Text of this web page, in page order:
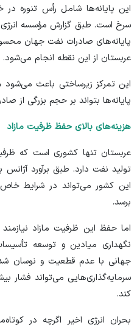
این پایانه‌ها شامل رأس تنوره
سرخ است. طبق گزارش مؤسسه انرژی
پایانه‌های صادرات نفت جهان
عربستان از این نقطه انجام می‌شود.
این تمرکز زیرساختی باعث می‌شود
پایانه‌ها بتواند بر حجم بزرگی از
هزینه‌های بالای حفظ ظرفیت مازاد
عربستان تنها کشوری است که
برسد.
اما حفظ این ظرفیت مازاد
نگهداری میادین و توسعه
جهانی با عدم قطعیت و نوسان
سرمایه‌گذاری‌هایی می‌تواند فشار
کند.
بحران انرژی اخیر اگرچه در